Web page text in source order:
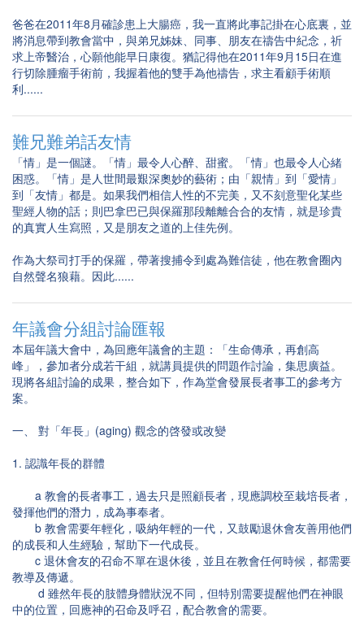
爸爸在2011年8月確診患上大腸癌，我一直將此事記掛在心底裏，並
將消息帶到教會當中，與弟兄姊妹、同事、朋友在禱告中紀念，祈
求上帝醫治，心願他能早日康復。猶記得他在2011年9月15日在進
行切除腫瘤手術前，我握着他的雙手為他禱告，求主看顧手術順
利......
難兄難弟話友情
「情」是一個謎。「情」最令人心醉、甜蜜。「情」也最令人心緒
困惑。「情」是人世間最艱深奧妙的藝術；由「親情」到「愛情」
到「友情」都是。如果我們相信人性的不完美，又不刻意聖化某些
聖經人物的話；則巴拿巴已與保羅那段離離合合的友情，就是珍貴
的真實人生寫照，又是朋友之道的上佳先例。
作為大祭司打手的保羅，帶著搜捕令到處為難信徒，他在教會圈內
自然聲名狼藉。因此......
年議會分組討論匯報
本屆年議大會中，為回應年議會的主題：「生命傳承，再創高
峰」，參加者分成若干組，就講員提供的問題作討論，集思廣益。
現將各組討論的成果，整合如下，作為堂會發展長者事工的參考方
案。
一、 對「年長」(aging) 觀念的啓發或改變
1. 認識年長的群體
a 教會的長者事工，過去只是照顧長者，現應調校至栽培長者，
發揮他們的潛力，成為事奉者。
b 教會需要年輕化，吸納年輕的一代，又鼓勵退休會友善用他們
的成長和人生經驗，幫助下一代成長。
c 退休會友的召命不單在退休後，並且在教會任何時候，都需要
教導及傳遞。
d 雖然年長的肢體身體狀況不同，但特別需要提醒他們在神眼
中的位置，回應神的召命及呼召，配合教會的需要。